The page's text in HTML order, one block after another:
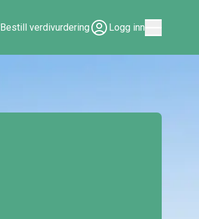
Bestill verdivurdering Logg inn